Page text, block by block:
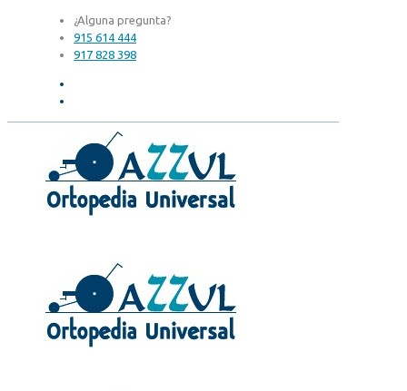
¿Alguna pregunta?
915 614 444
917 828 398